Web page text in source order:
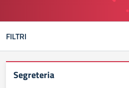
FILTRI
Segreteria